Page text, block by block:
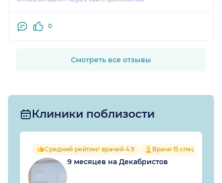
0
Смотреть все отзывы
Клиники поблизости
Средний рейтинг врачей 4.9 Врачи 15
9 месяцев на Декабристов